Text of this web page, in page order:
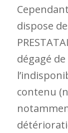
dispose
dégagé
contenu